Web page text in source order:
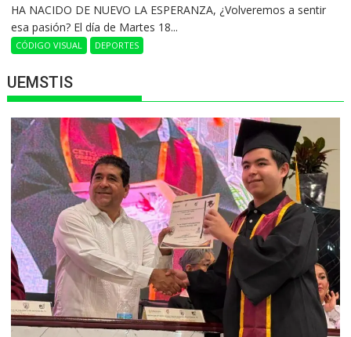
HA NACIDO DE NUEVO LA ESPERANZA, ¿Volveremos a sentir
esa pasión? El día de Martes 18...
CÓDIGO VISUAL DEPORTES
UEMSTIS